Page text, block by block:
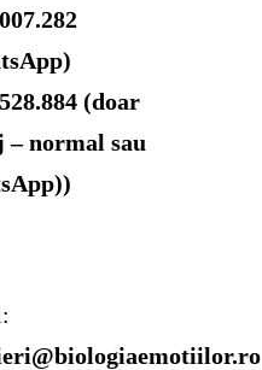
(doar
– normal sau